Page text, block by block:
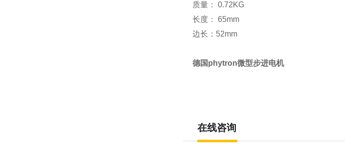
质量： 0.72KG
长度： 65mm
边长：52mm
德国phytron微型步进电机
在线咨询